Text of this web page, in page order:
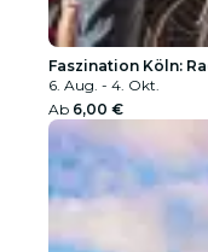
Faszination Köln:
6. Aug. - 4. Okt.
Ab 6,00 €